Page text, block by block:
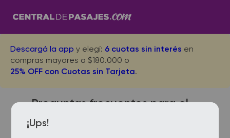
Descargá la app y elegí: 6 cuotas sin interés en
compras mayores a $180.000 o
25% OFF con Cuotas sin Tarjeta.
¡Ups!
Preguntas frecuentes para el
viaje desde Moreno Centro a
Villa Gesell